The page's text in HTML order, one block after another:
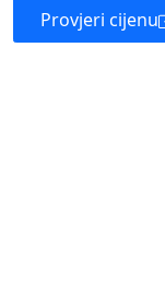
Provjeri cijenu